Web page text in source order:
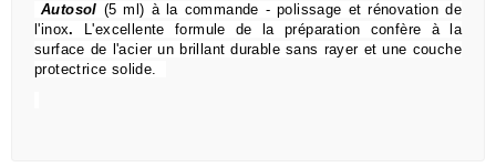
Autosol (5 ml) à la commande - polissage et rénovation de
l'inox.
L'excellente formule de la préparation confère à la
surface de l'acier un brillant durable sans rayer et une couche
protectrice solide.